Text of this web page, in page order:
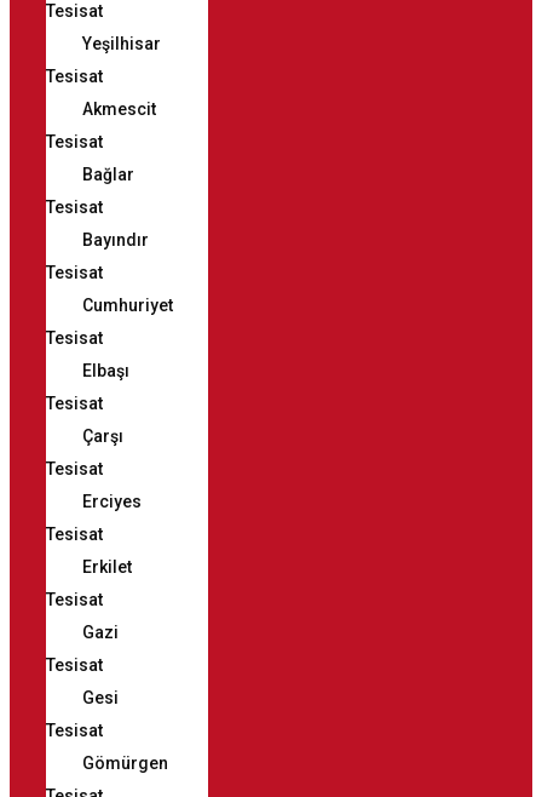
Tesisat
Yeşilhisar
Tesisat
Akmescit
Tesisat
Bağlar
Tesisat
Bayındır
Tesisat
Cumhuriyet
Tesisat
Elbaşı
Tesisat
Çarşı
Tesisat
Erciyes
Tesisat
Erkilet
Tesisat
Gazi
Tesisat
Gesi
Tesisat
Gömürgen